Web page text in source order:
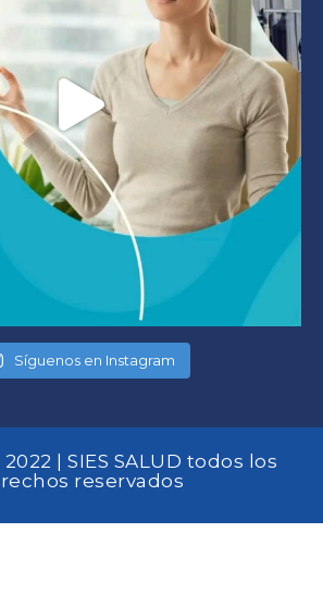
Síguenos en Instagram
| SIES SALUD todos los
reservados